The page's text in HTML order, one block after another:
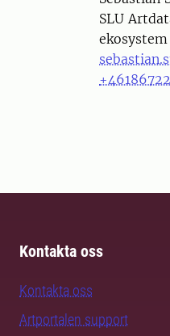
SLU
ekosystem
Kontakta oss
Kontakta oss
Artportalen support